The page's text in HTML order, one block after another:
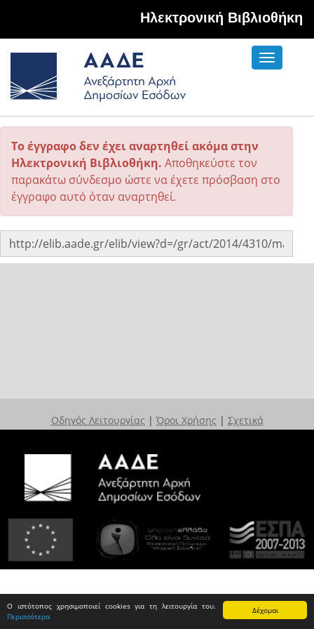
Δέχομαι
Ο ιστότοπος χρησιμοποιεί cookies για τη λειτουργία του.
Περισσότερα
Hλεκτρονική Βιβλιοθήκη
Toggle
Το έγγραφο δεν έχει αναρτηθεί ακόμα στην
Ηλεκτρονική Βιβλιοθήκη. Αποθηκεύστε τον
παρακάτω σύνδεσμο ώστε να έχετε πρόσβαση στο
έγγραφο αυτό όταν αναρτηθεί.
Οδηγός Λειτουργίας | Όροι Χρήσης | Σχετικά